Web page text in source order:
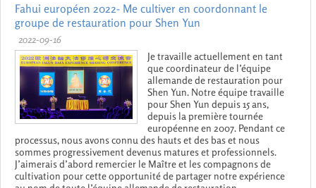
Fahui européen 2022- Me cultiver en coordonnant le
groupe de restauration pour Shen Yun
2022-09-16
Je travaille actuellement en tant
que coordinateur de l’équipe
allemande de restauration pour
Shen Yun. Notre équipe travaille
pour Shen Yun depuis 15 ans,
depuis la première tournée
européenne en 2007. Pendant ce
processus, nous avons connu des hauts et des bas et nous
sommes progressivement devenus matures et professionnels.
J’aimerais d’abord remercier le Maître et les compagnons de
cultivation pour cette opportunité de partager notre expérience